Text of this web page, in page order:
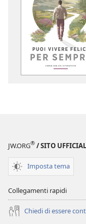
JW.ORG® / SITO
Imposta tema
Collegamenti rapidi
Chiedi di essere